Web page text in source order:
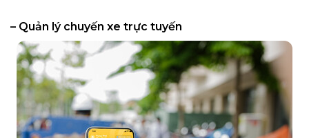
– Quản lý chuyến xe trực tuyến